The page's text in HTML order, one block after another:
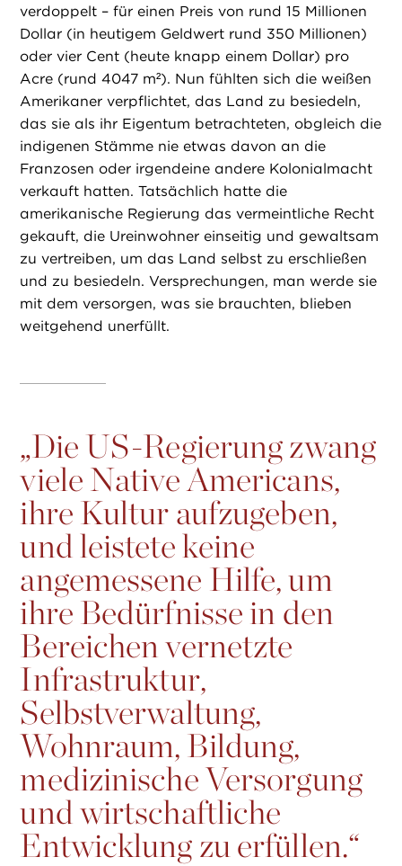
verdoppelt – für einen Preis von rund 15 Millionen
Dollar (in heutigem Geldwert rund 350 Millionen)
oder vier Cent (heute knapp einem Dollar) pro
Acre (rund 4047 m²). Nun fühlten sich die weißen
Amerikaner verpflichtet, das Land zu besiedeln,
das sie als ihr Eigentum betrachteten, obgleich die
indigenen Stämme nie etwas davon an die
Franzosen oder irgendeine andere Kolonialmacht
verkauft hatten. Tatsächlich hatte die
amerikanische Regierung das vermeintliche Recht
gekauft, die Ureinwohner einseitig und gewaltsam
zu vertreiben, um das Land selbst zu erschließen
und zu besiedeln. Versprechungen, man werde sie
mit dem versorgen, was sie brauchten, blieben
weitgehend unerfüllt.
„Die US-Regierung zwang
viele Native Americans,
ihre Kultur aufzugeben,
und leistete keine
angemessene Hilfe, um
ihre Bedürfnisse in den
Bereichen vernetzte
Infrastruktur,
Selbstverwaltung,
Wohnraum, Bildung,
medizinische Versorgung
und wirtschaftliche
Entwicklung zu erfüllen.“